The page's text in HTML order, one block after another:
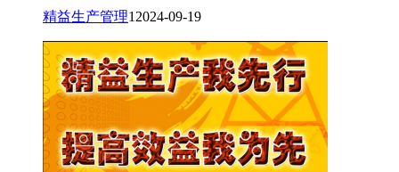
精益生产管理1 2024-09-19